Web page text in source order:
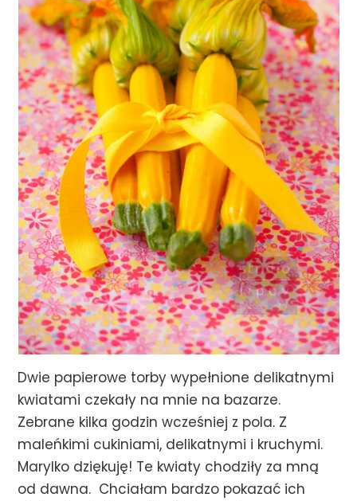
Dwie papierowe torby wypełnione delikatnymi
kwiatami czekały na mnie na bazarze.
Zebrane kilka godzin wcześniej z pola. Z
maleńkimi cukiniami, delikatnymi i kruchymi.
Marylko dziękuję! Te kwiaty chodziły za mną
od dawna. Chciałam bardzo pokazać ich